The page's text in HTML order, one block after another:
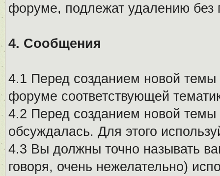
форуме, подлежат удалению без
4. Сообщения
4.1 Перед созданием новой темы
форуме соответствующей
4.2 Перед созданием новой
обсуждалась. Для этого
4.3 Вы должны точно называть
говоря, очень нежелательно)